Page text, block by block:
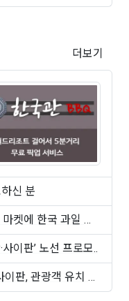
더보기
신 분
이판’ 노선 프로모..
판, 관광객 유치 마